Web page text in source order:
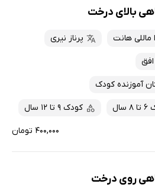
تازه‌ها
داغ‌ترین‌ها
پربحث‌ها
ارزان ترین‌ها
بالای درخت
ماللی هانت پرناز نیری
آموزنده کودک
کودک 9 تا 12 سال
۴۰۰,۰۰۰ تومان
روی درخت